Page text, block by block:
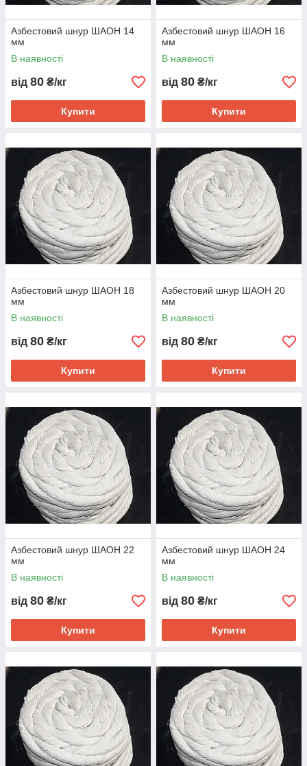
Азбестовий шнур ШАОН 14
мм
В наявності
від 80 ₴/кг
Купити
Азбестовий шнур ШАОН 16
мм
В наявності
від 80 ₴/кг
Купити
Азбестовий шнур ШАОН 18
мм
В наявності
від 80 ₴/кг
Купити
Азбестовий шнур ШАОН 20
мм
В наявності
від 80 ₴/кг
Купити
Азбестовий шнур ШАОН 22
мм
В наявності
від 80 ₴/кг
Купити
Азбестовий шнур ШАОН 24
мм
В наявності
від 80 ₴/кг
Купити